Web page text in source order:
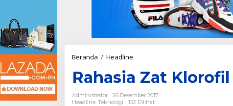
Beranda / Headline
h
a
s
i
Rahasia Zat
Administrator
26 Desember 2017
Headline, Teknologi 152 Dilihat